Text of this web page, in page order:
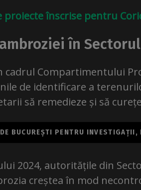
proiecte înscrise pentru
în
cadrul Compartimentului
de identificare a
să remedieze și să
BUCUREȘTI PENTRU INVESTIGAȚII,
2024, autoritățile din
creștea în mod